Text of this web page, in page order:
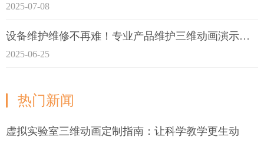
2025-07-08
设备维护维修不再难！专业产品维护三维动画演示定制指南
2025-06-25
热门新闻
虚拟实验室三维动画定制指南：让科学教学更生动